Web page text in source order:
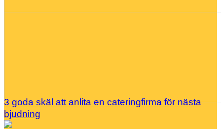
3 goda skäl att anlita en cateringfirma för nästa
bjudning